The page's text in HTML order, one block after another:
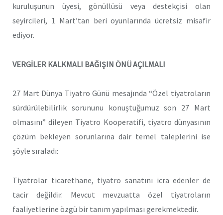
kuruluşunun üyesi, gönüllüsü veya destekçisi olan
seyircileri, 1 Mart’tan beri oyunlarında ücretsiz misafir
ediyor.
VERGİLER KALKMALI BAĞIŞIN ÖNÜ AÇILMALI
27 Mart Dünya Tiyatro Günü mesajında “Özel tiyatroların
sürdürülebilirlik sorununu konuştuğumuz son 27 Mart
olmasını” dileyen Tiyatro Kooperatifi, tiyatro dünyasının
çözüm bekleyen sorunlarına dair temel taleplerini ise
şöyle sıraladı:
Tiyatrolar ticarethane, tiyatro sanatını icra edenler de
tacir değildir. Mevcut mevzuatta özel tiyatroların
faaliyetlerine özgü bir tanım yapılması gerekmektedir.